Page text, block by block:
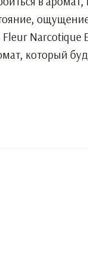
Narcotique
который